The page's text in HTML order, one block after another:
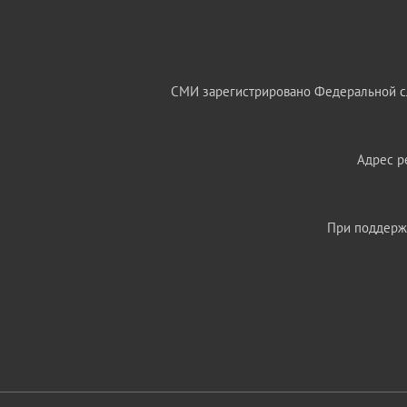
СМИ зарегистрировано Федеральной
Адрес
При